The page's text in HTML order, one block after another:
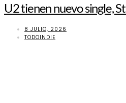
U2 tienen nuevo single,
8 JULIO, 2026
TODOINDIE